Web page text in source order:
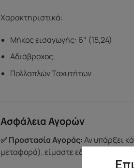
Χαρακτηριστικά:
Μήκος εισαγωγής: 6″ (15,24)
Αδιάβροχος.
Πολλαπλών Ταχυτήτων
Ασφάλεια Αγορών
✅ Προστασία Αγοράς:Αν υπάρξει
μεταφορά), είμαστε εδώ για εσάς.